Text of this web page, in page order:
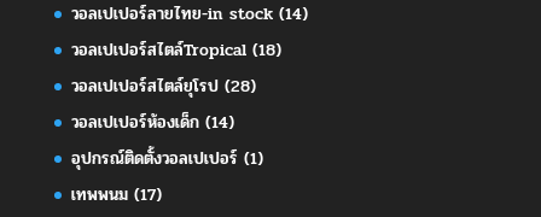
วอลเปเปอร์ลายไทย-in stock(14)
วอลเปเปอร์สไตล์Tropical(18)
วอลเปเปอร์สไตล์ยุโรป(28)
วอลเปเปอร์ห้องเด็ก(14)
อุปกรณ์ติดตั้งวอลเปเปอร์ (1)
เทพพนม(17)